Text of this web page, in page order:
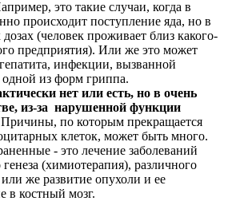
это такие случаи, когда в
происходит поступление яда, но в
(человек проживает близ какого-
предприятия). Или же это может
инфекции, вызванной
из форм гриппа.
нет или есть, но в очень
из-за нарушенной функции
Причины, по которым прекращается
клеток, может быть много.
- это лечение заболеваний
генеза (химиотерапия), различного
же развитие опухоли и ее
в костный мозг.